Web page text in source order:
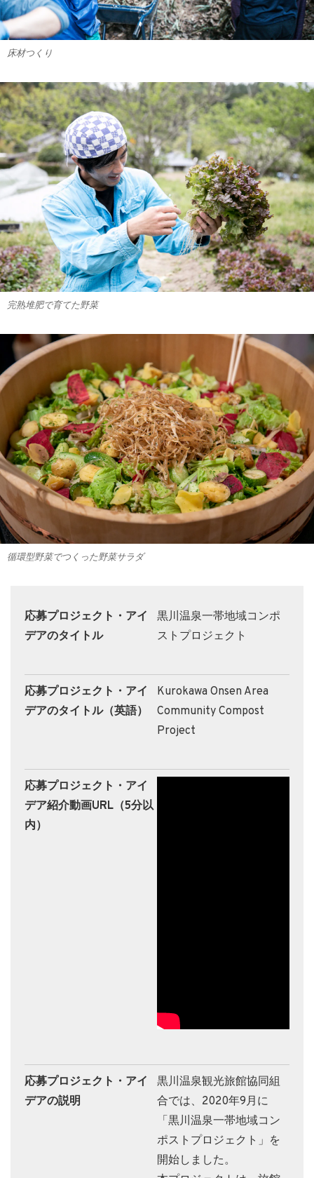
床材つくり
完熟堆肥で育てた野菜
循環型野菜でつくった野菜サラダ
応募プロジェクト・アイ
デアのタイトル
黒川温泉一帯地域コンポ
ストプロジェクト
応募プロジェクト・アイ
デアのタイトル（英語）
Kurokawa Onsen Area
Community Compost
Project
応募プロジェクト・アイ
デア紹介動画URL（5分以
内）
応募プロジェクト・アイ
デアの説明
黒川温泉観光旅館協同組
合では、2020年9月に
「黒川温泉一帯地域コン
ポストプロジェクト」を
開始しました。